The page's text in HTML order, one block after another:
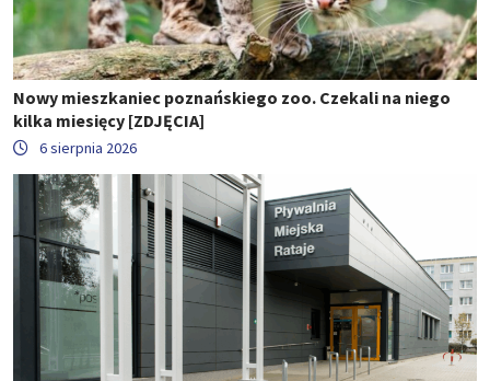
Nowy mieszkaniec poznańskiego zoo. Czekali na niego
kilka miesięcy [ZDJĘCIA]
6 sierpnia 2026